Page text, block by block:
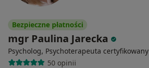
Bezpieczne płatności
mgr Paulina Jarecka
Psycholog, Psychoterapeuta certyfikowany
50 opinii